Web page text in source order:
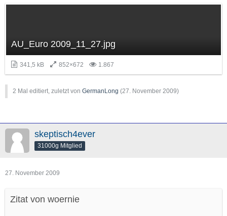
AU_Euro 2009_11_27.jpg
341,5 kB 852×672 1.867
2 Mal editiert, zuletzt von GermanLong (27. November 2009)
skeptisch4ever
31000g Mitglied
27. November 2009
Zitat von woernie